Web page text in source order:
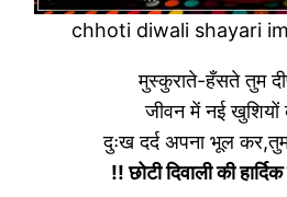
chhoti diwali shayari
मुस्कुराते-हँसते तुम
जीवन में नई खुशियों
दुःख दर्द अपना भूल
!! छोटी दिवाली की